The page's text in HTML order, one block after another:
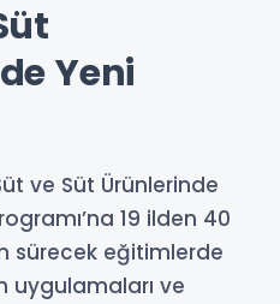
Yeni
ve Süt Ürünlerinde
19 ilden 40
sürecek eğitimlerde
uygulamaları ve